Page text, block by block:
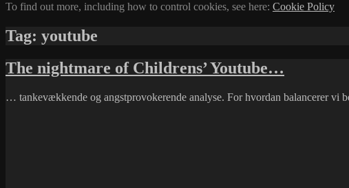
To find out more, including how to control cookies, see here: Cookie Policy
Tag: youtube
The nightmare of Childrens’ Youtube…
… tankevækkende og angstprovokerende analyse. For hvordan balancerer vi